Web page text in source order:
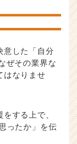
意した「自分
ぜその業界な
はなりませ
する上で、
ったか」を伝